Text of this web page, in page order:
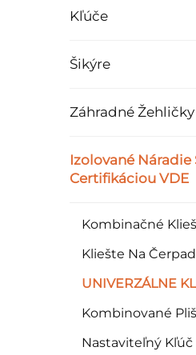
Kľúče
Šikýre
Záhradné Žehličky
Izolované Náradie
Certifikáciou VDE
Kombinačné
Kliešte Na
UNIVERZÁLNE
Kombinované
Nastaviteľný Kľúč